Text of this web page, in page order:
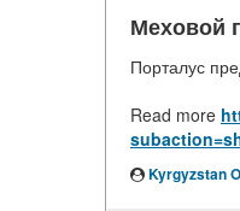
Меховой
Порталус
Read more
Kyrgyzstan